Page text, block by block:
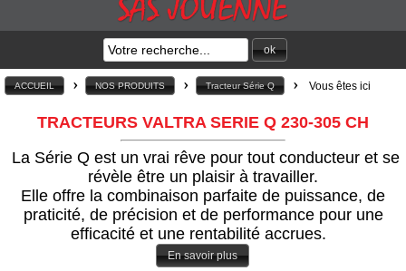
ok
ACCUEIL > NOS PRODUITS > Tracteur Série Q > Vous êtes ici
TRACTEURS VALTRA SERIE Q 230-305 CH
La Série Q est un vrai rêve pour tout conducteur et se
révèle être un plaisir à travailler.
Elle offre la combinaison parfaite de puissance, de
praticité, de précision et de performance pour une
efficacité et une rentabilité accrues.
En savoir plus